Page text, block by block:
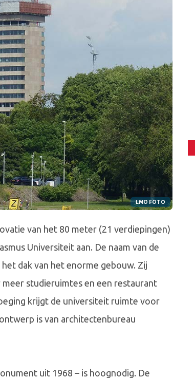
LMO FOTO
van het 80 meter (21 verdiepingen)
Universiteit aan. De naam van de
dak van het enorme gebouw. Zij
studieruimtes en een restaurant
krijgt de universiteit ruimte voor
is van architectenbureau
uit 1968 – is hoognodig. De